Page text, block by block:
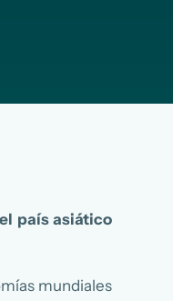
país asiático
mundiales